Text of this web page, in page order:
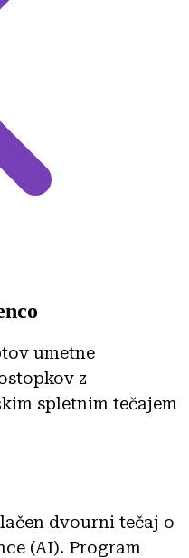
umetne
z
spletnim tečajem
dvourni tečaj o
(AI). Program